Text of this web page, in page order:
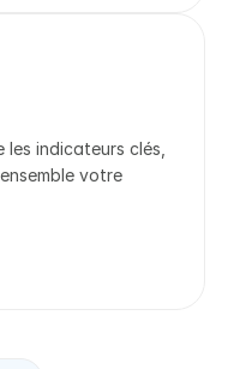
indicateurs clés,
votre